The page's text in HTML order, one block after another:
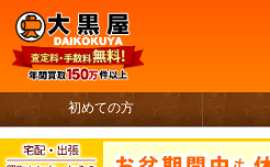
初めての方